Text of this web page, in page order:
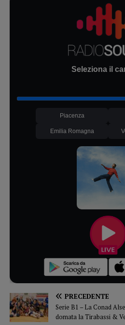
Seleziona il
Piacenza
Emilia Romagna
PRECEDENTE
Serie B1 – La Conad
domata la Tirabassi &